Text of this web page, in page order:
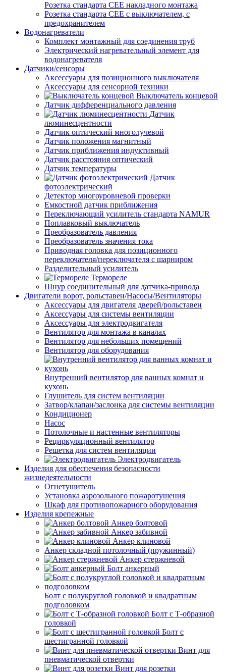
Розетка стандарта СЕЕ накладного монтажа
Розетка стандарта СЕЕ с выключателем, с
предохранителем
Водонагреватели
Комплект монтажный для соединения труб
Электрический нагревательный элемент для
водонагревателя
Датчики/сенсоры
Аксессуары для позиционного выключателя
Аксессуары для сенсорной техники
Выключатель концевой
Датчик дифференциального давления
Датчик
люминесцентности
Датчик оптический многолучевой
Датчик положения магнитный
Датчик приближения индуктивный
Датчик расстояния оптический
Датчик температуры
Датчик
фотоэлектрический
Детектор многоуровневой проверки
Емкостной датчик приближения
Переключающий усилитель стандарта NAMUR
Поплавковый выключатель
Преобразователь давления
Преобразователь значения тока
Приводная головка для позиционного
переключателя/переключателя с шарниром
Разделительный усилитель
Термореле
Шнур соединительный для датчика-привода
Двигатели ворот, рольставен/Насосы/Вентиляторы
Аксессуары для двигателя дверей/рольставен
Аксессуары для системы вентиляции
Аксессуары для электродвигателя
Вентилятор для монтажа в каналах
Вентилятор для небольших помещений
Вентилятор для оборудования
Внутренний вентилятор для ванных комнат и
кухонь
Глушитель для систем вентиляции
Затвор/клапан/заслонка для системы вентиляции
Кондиционер
Насос
Потолочные и настенные вентиляторы
Рециркуляционный вентилятор
Решетка для систем вентиляции
Электродвигатель
Изделия для обеспечения безопасности
жизнедеятельности
Огнетушитель
Установка аэрозольного пожаротушения
Шкаф для противопожарного оборудования
Изделия крепежные
Анкер болтовой
Анкер забивной
Анкер клиновой
Анкер складной потолочный (пружинный)
Анкер стержневой
Болт анкерный
Болт с полукруглой головкой и квадратным
подголовком
Болт с Т-образной
головкой
Болт с
шестигранной головкой
Винт для
пневматической отвертки
Винт для розетки